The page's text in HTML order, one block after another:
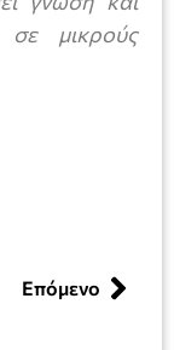
σε μικρούς
Επόμενο